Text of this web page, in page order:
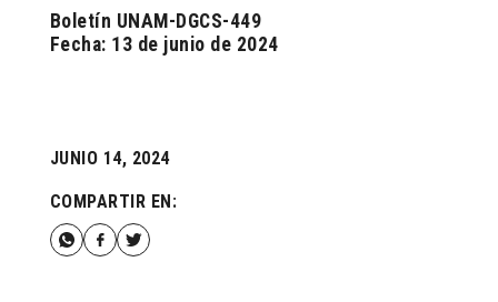
Boletín UNAM-DGCS-449
Fecha: 13 de junio de 2024
JUNIO 14, 2024
COMPARTIR EN: